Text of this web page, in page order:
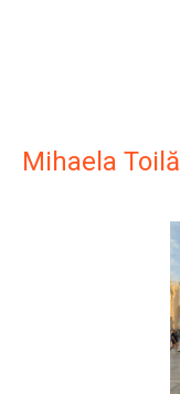
Mihaela Toilă